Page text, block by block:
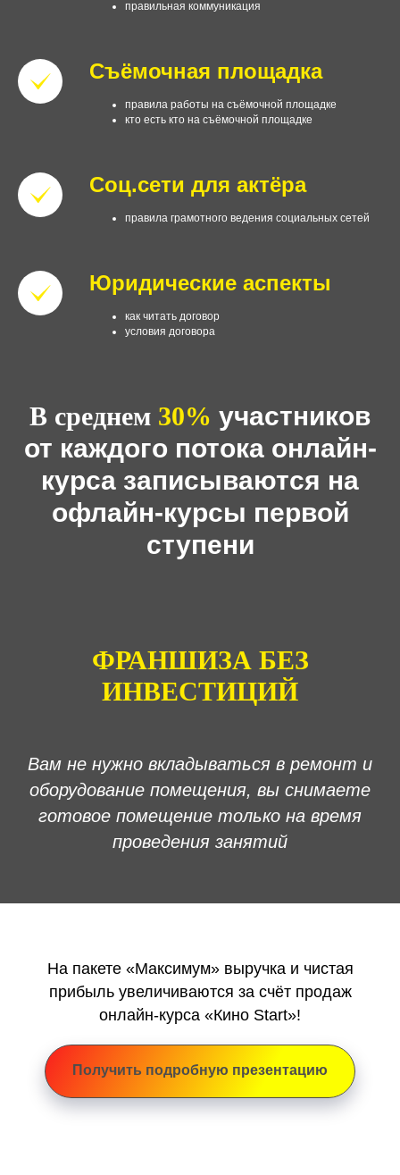
правильная коммуникация
Съёмочная площадка
правила работы на съёмочной площадке
кто есть кто на съёмочной площадке
Соц.сети для актёра
правила грамотного ведения социальных сетей
Юридические аспекты
как читать договор
условия договора
В среднем 30% участников
от каждого потока онлайн-
курса записываются на
офлайн-курсы первой
ступени
ФРАНШИЗА БЕЗ
ИНВЕСТИЦИЙ
Вам не нужно вкладываться в ремонт и
оборудование помещения, вы снимаете
готовое помещение только на время
проведения занятий
На пакете «Максимум» выручка и чистая
прибыль увеличиваются за счёт продаж
онлайн-курса «Кино Start»!
Получить подробную презентацию